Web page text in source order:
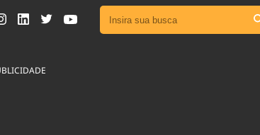
Ver todas as notícias